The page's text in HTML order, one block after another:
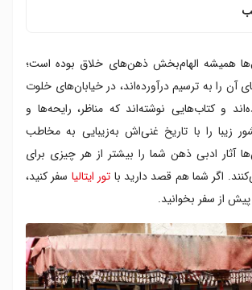
در آن رشد می کنند - هلنا اتلی (۲۰۱۵)
استعداد - پاتریشیا های اسمیت (۱۹۵۵)
- النا فرانته (۲۰۱۱)
انداز - ای. ام. فورستر (۱۹۰۸)
تومازی دی لامپه دوزا (۱۹۸۵)
- آلساندرو مانزونی (۱۸۲۷)
عشق بورز - الیزابت گیلبرت (۲۰۰۶)
- آنی هاوز (۲۰۰۱)
- فرانسیس می (۱۹۹۶)
سورگینی (۲۰۰۵)
همیشه الهام‌بخش ذهن‌های خلاق بوده است؛
آن را به ترسیم درآورده‌اند، در خیابان‌های خلوت
و کتاب‌هایی نوشته‌اند که مناظر، رایحه‌ها و
زیبا را با تاریخ غنی‌اش به‌زیبایی به مخاطب
آثار ادبی ذهن شما را بیشتر از هر چیزی برای
اگر شما هم قصد دارید با تور ایتالیا سفر کنید،
پیش از سفر بخوانید.